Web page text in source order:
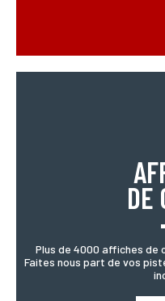
DE
Plus de 4000 affiches de
Faites nous part de vos